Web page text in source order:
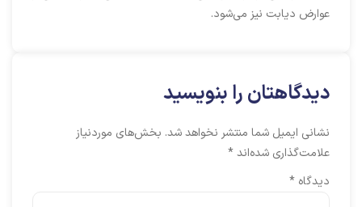
عوارض دیابت نیز می‌شود.
دیدگاهتان را بنویسید
نشانی ایمیل شما منتشر نخواهد شد. بخش‌های موردنیاز
علامت‌گذاری شده‌اند*
دیدگاه *